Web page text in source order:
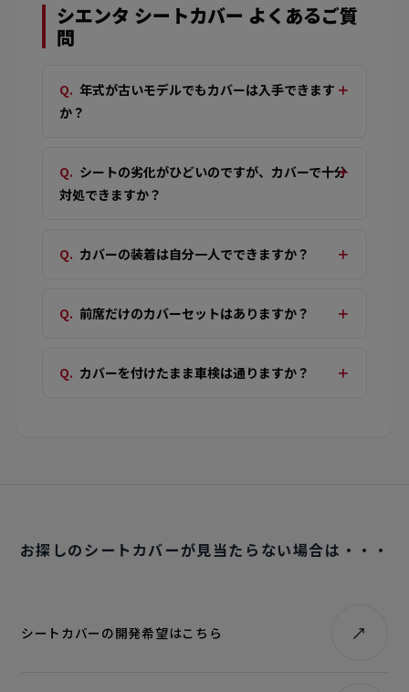
シエンタ シートカバー よくあるご質
問
年式が古いモデルでもカバーは入手できます
か？
シートの劣化がひどいのですが、カバーで十分
対処できますか？
カバーの装着は自分一人でできますか？
前席だけのカバーセットはありますか？
カバーを付けたまま車検は通りますか？
お探しのシートカバーが見当たらない場合は・・・
シートカバーの開発希望はこちら